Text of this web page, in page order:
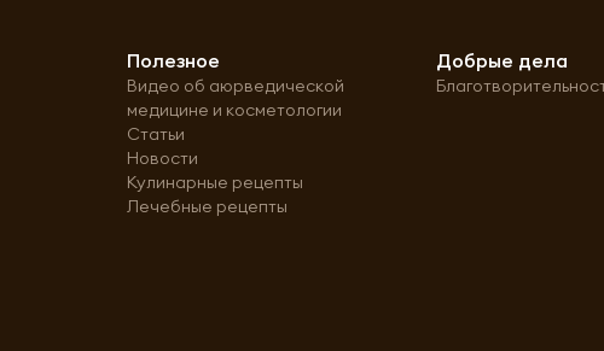
Полезное
Видео об аюрведической
медицине и косметологии
Статьи
Новости
Кулинарные рецепты
Лечебные рецепты
Добрые дела